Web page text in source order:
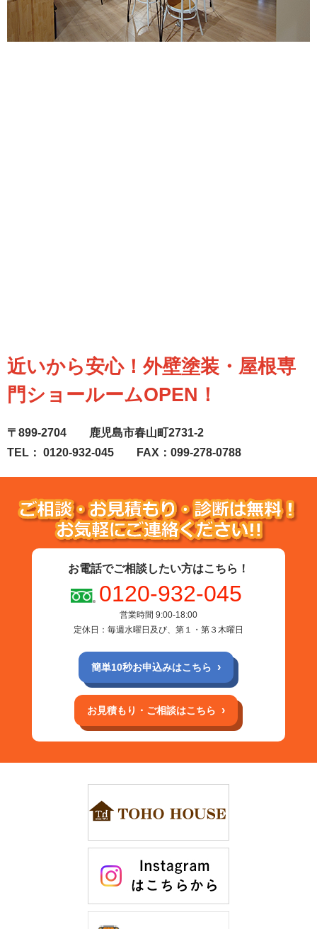
近いから安心！外壁塗装・屋根専
門ショールームOPEN！
〒899-2704 鹿児島市春山町2731-2
TEL： 0120-932-045 FAX：099-278-0788
お電話でご相談したい方はこちら！
0120-932-045
営業時間 9:00-18:00
定休日：毎週水曜日及び、第１・第３木曜日
簡単10秒お申込みはこちら
お見積もり・ご相談はこちら